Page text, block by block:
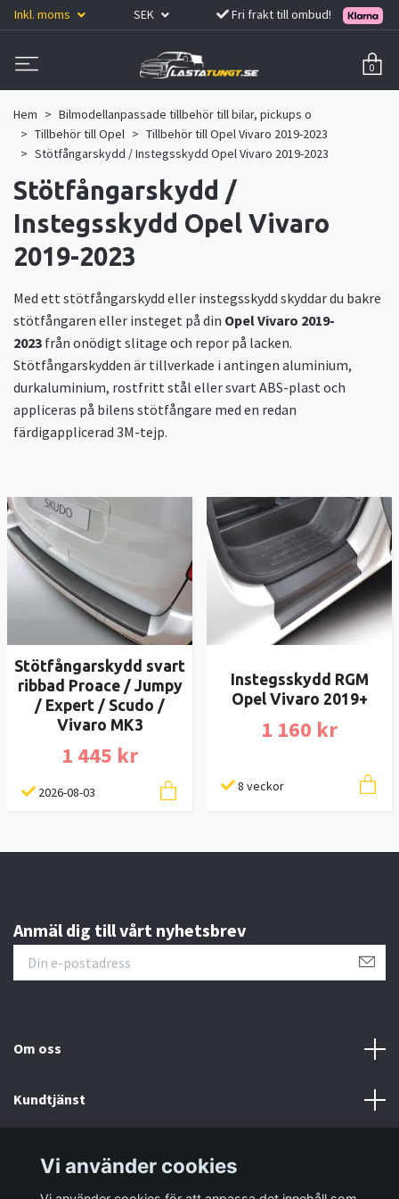
Inkl. moms SEK Fri frakt till ombud!
0
Hem
Bilmodellanpassade tillbehör till bilar, pickups o
Tillbehör till Opel
Tillbehör till Opel Vivaro 2019-2023
Stötfångarskydd / Instegsskydd Opel Vivaro 2019-2023
Stötfångarskydd /
Instegsskydd Opel Vivaro
2019-2023
Med ett stötfångarskydd eller instegsskydd skyddar du bakre
stötfångaren eller insteget på din Opel Vivaro 2019-
2023 från onödigt slitage och repor på lacken.
Stötfångarskydden är tillverkade i antingen aluminium,
durkaluminium, rostfritt stål eller svart ABS-plast och
appliceras på bilens stötfångare med en redan
färdigapplicerad 3M-tejp.
Stötfångarskydd svart
ribbad Proace / Jumpy
/ Expert / Scudo /
Vivaro MK3
1 445 kr
2026-08-03
Instegsskydd RGM
Opel Vivaro 2019+
1 160 kr
8 veckor
Anmäl dig till vårt nyhetsbrev
Om oss
Kundtjänst
Vi använder cookies